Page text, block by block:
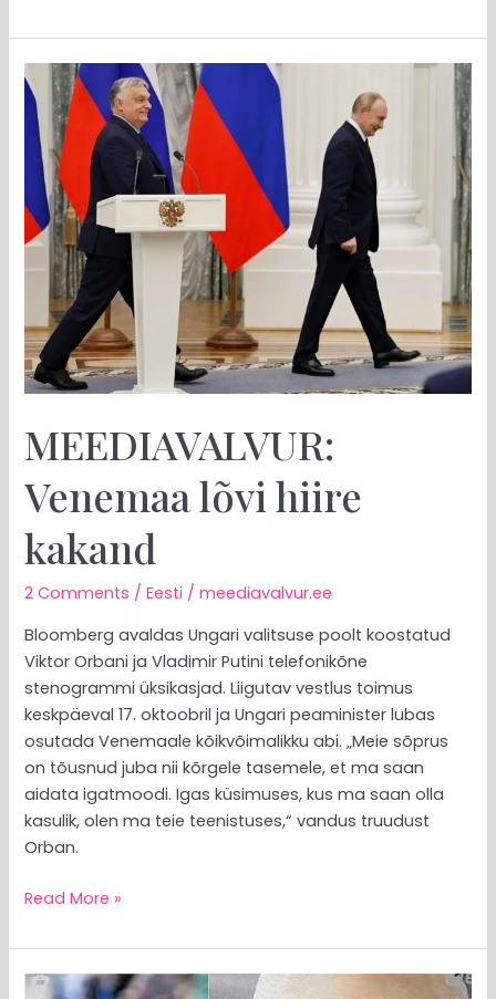
MEEDIAVALVUR:
Venemaa lõvi hiire
kakand
2 Comments /Eesti /meediavalvur.ee
Bloomberg avaldas Ungari valitsuse poolt koostatud
Viktor Orbani ja Vladimir Putini telefonikõne
stenogrammi üksikasjad. Liigutav vestlus toimus
keskpäeval 17. oktoobril ja Ungari peaminister lubas
osutada Venemaale kõikvõimalikku abi. „Meie sõprus
on tõusnud juba nii kõrgele tasemele, et ma saan
aidata igatmoodi. Igas küsimuses, kus ma saan olla
kasulik, olen ma teie teenistuses,“ vandus truudust
Orban.
MEEDIAVALVUR:
Venemaa
lõvi
hiire
kakand
Read More »
MEEDIAVALVUR: